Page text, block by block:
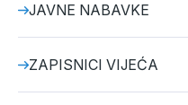
JAVNE NABAVKE
ZAPISNICI VIJEĆA